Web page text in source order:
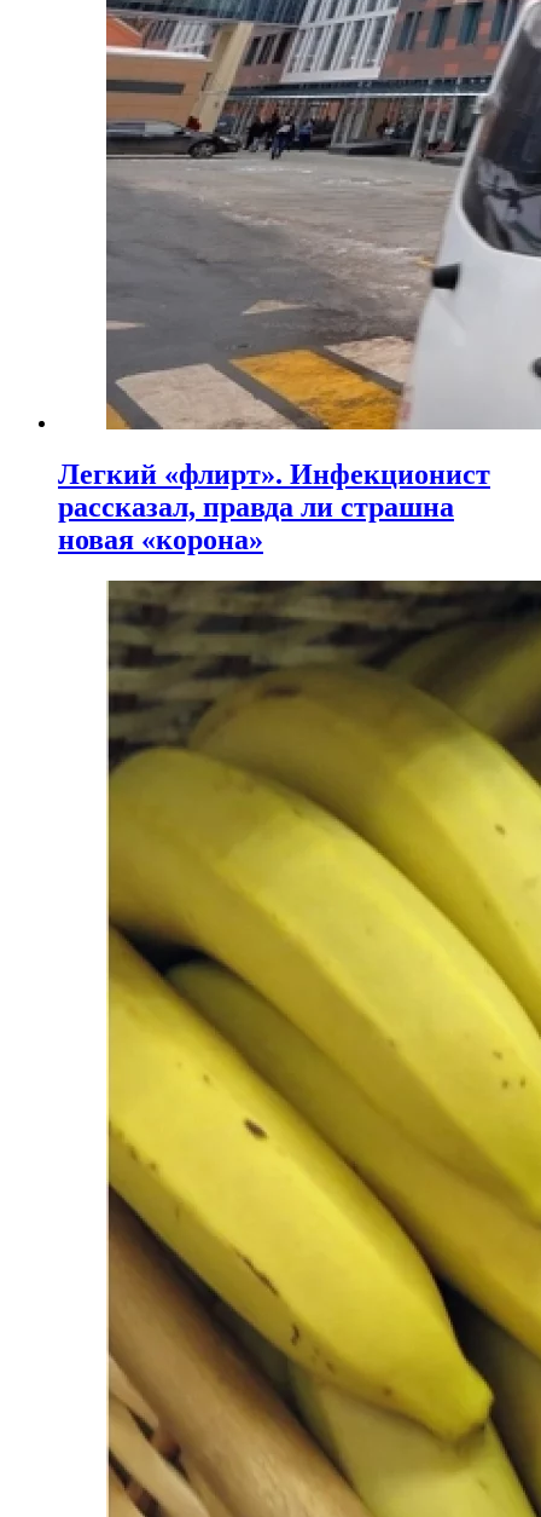
Легкий «флирт». Инфекционист
рассказал, правда ли страшна
новая «корона»